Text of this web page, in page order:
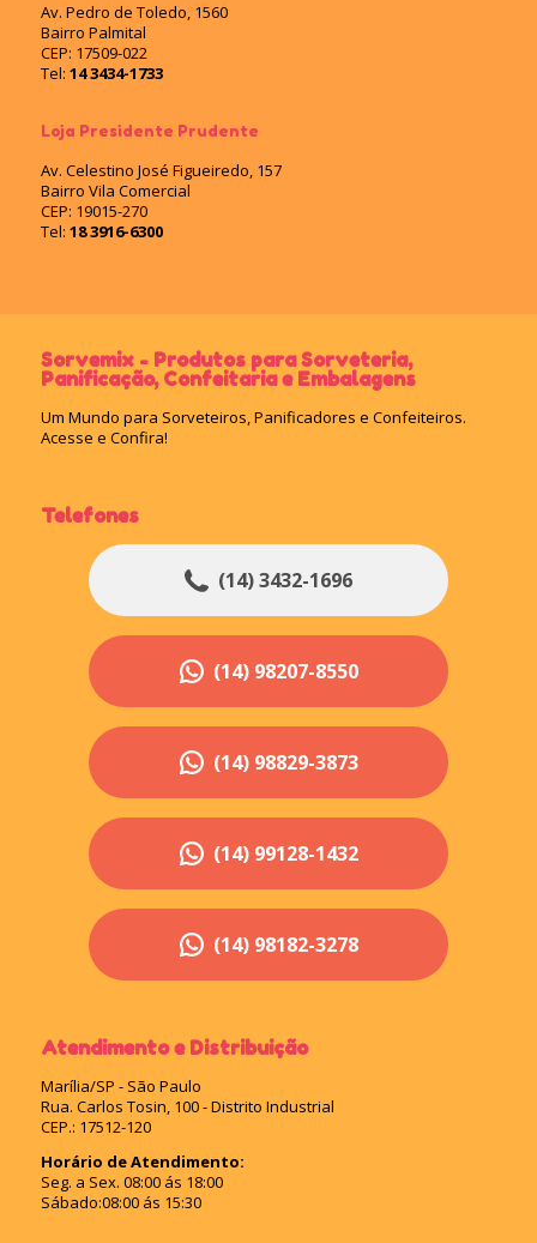
Av. Pedro de Toledo, 1560
Bairro Palmital
CEP: 17509-022
Tel: 14 3434-1733
Loja Presidente Prudente
Av. Celestino José Figueiredo, 157
Bairro Vila Comercial
CEP: 19015-270
Tel: 18 3916-6300
Sorvemix - Produtos para Sorveteria,
Panificação, Confeitaria e Embalagens
Um Mundo para Sorveteiros, Panificadores e Confeiteiros.
Acesse e Confira!
Telefones
(14) 3432-1696
(14) 98207-8550
(14) 98829-3873
(14) 99128-1432
(14) 98182-3278
Atendimento e Distribuição
Marília/SP - São Paulo
Rua. Carlos Tosin, 100 - Distrito Industrial
CEP.: 17512-120
Horário de Atendimento:
Seg. a Sex. 08:00 ás 18:00
Sábado:08:00 ás 15:30